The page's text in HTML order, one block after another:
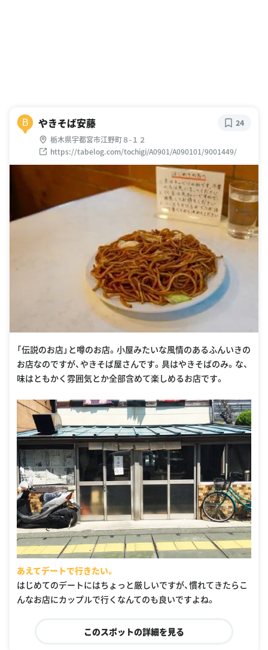
B やきそば安藤
栃木県宇都宮市江野町８-１２
https://tabelog.com/tochigi/A0901/A090101/9001449/
24
「伝説のお店」と噂のお店。小屋みたいな風情のあるふんいきの
お店なのですが、やきそば屋さんです。具はやきそばのみ。な、
味はともかく雰囲気とか全部含めて楽しめるお店です。
あえてデートで行きたい。
はじめてのデートにはちょっと厳しいですが、慣れてきたらこ
んなお店にカップルで行くなんてのも良いですよね。
このスポットの詳細を見る